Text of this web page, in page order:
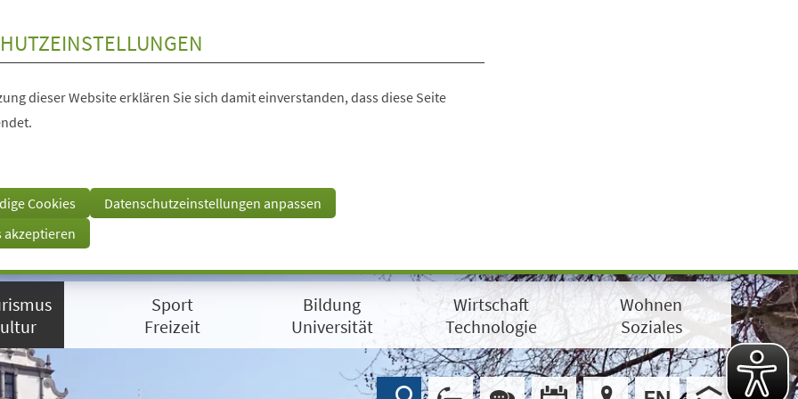
dieser Website erklären Sie sich damit einverstanden, dass diese Seite
Cookies
Datenschutzeinstellungen anpassen
akzeptieren
Sport
Freizeit
Bildung
Universität
Wirtschaft
Technologie
Wohnen
Soziales